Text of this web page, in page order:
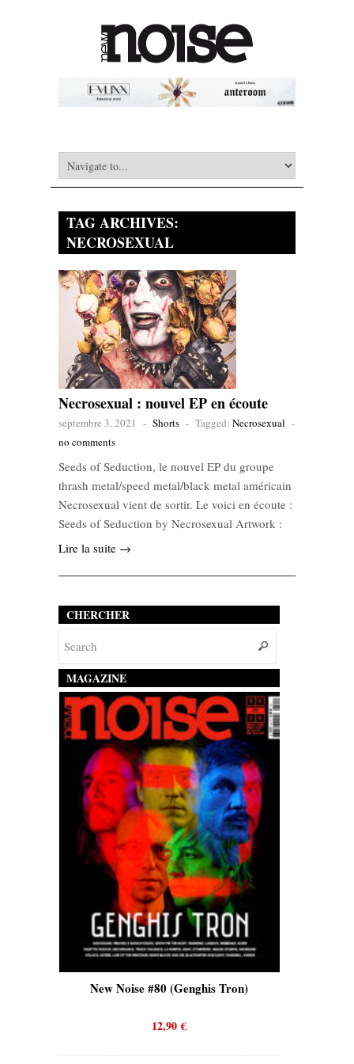
TAG ARCHIVES:
NECROSEXUAL
Necrosexual : nouvel EP en écoute
septembre 3, 2021 - Shorts - Tagged: Necrosexual -
no comments
Seeds of Seduction, le nouvel EP du groupe
thrash metal/speed metal/black metal américain
Necrosexual vient de sortir. Le voici en écoute :
Seeds of Seduction by Necrosexual Artwork :
Lire la suite →
CHERCHER
MAGAZINE
New Noise #80 (Genghis Tron)
12,90€